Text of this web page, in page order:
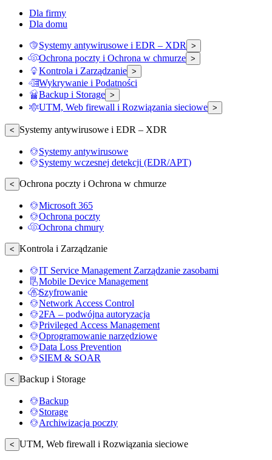
Dla firmy
Dla domu
Systemy antywirusowe i EDR – XDR >
Ochrona poczty i Ochrona w chmurze >
Kontrola i Zarządzanie >
Wykrywanie i Podatności
Backup i Storage >
UTM, Web firewall i Rozwiązania sieciowe >
< Systemy antywirusowe i EDR – XDR
Systemy antywirusowe
Systemy wczesnej detekcji (EDR/APT)
< Ochrona poczty i Ochrona w chmurze
Microsoft 365
Ochrona poczty
Ochrona chmury
< Kontrola i Zarządzanie
IT Service Management Zarządzanie zasobami
Mobile Device Management
Szyfrowanie
Network Access Control
2FA – podwójna autoryzacja
Privileged Access Management
Oprogramowanie narzędziowe
Data Loss Prevention
SIEM & SOAR
< Backup i Storage
Backup
Storage
Archiwizacja poczty
< UTM, Web firewall i Rozwiązania sieciowe